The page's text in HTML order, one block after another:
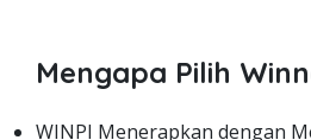
Mengapa Pilih
WINPI Menerapkan dengan